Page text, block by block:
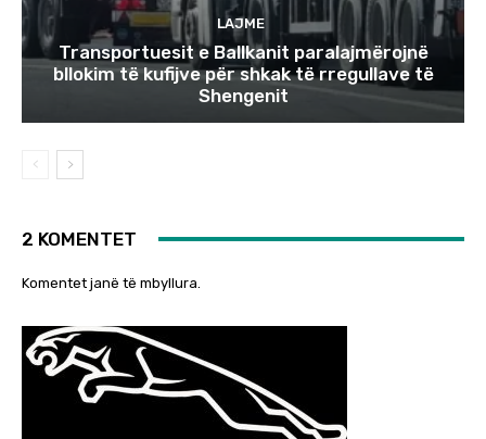
LAJME
Transportuesit e Ballkanit paralajmërojnë
bllokim të kufijve për shkak të rregullave të
Shengenit
2 KOMENTET
Komentet janë të mbyllura.